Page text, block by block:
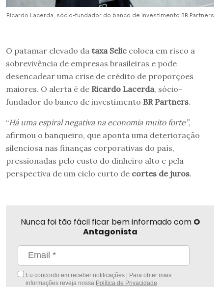
Ricardo Lacerda, sócio-fundador do banco de investimento BR Partners
O patamar elevado da taxa Selic coloca em risco a
sobrevivência de empresas brasileiras e pode
desencadear uma crise de crédito de proporções
maiores. O alerta é de Ricardo Lacerda, sócio-
fundador do banco de investimento BR Partners.
“Há uma espiral negativa na economia muito forte”,
afirmou o banqueiro, que aponta uma deterioração
silenciosa nas finanças corporativas do país,
pressionadas pelo custo do dinheiro alto e pela
perspectiva de um ciclo curto de cortes de juros.
Nunca foi tão fácil ficar bem informado com O
Antagonista
Eu concordo em receber notificações | Para obter mais
informações reveja nossa Política de Privacidade